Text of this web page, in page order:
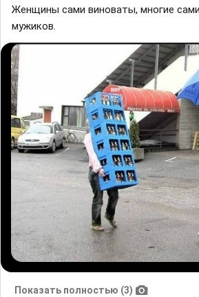
Женщины сами виноваты, многие
мужиков.
Показать полностью (3)